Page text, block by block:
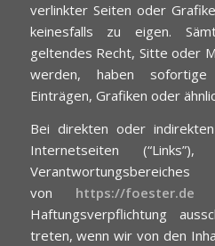
verlinkter Seiten oder
keinesfalls zu eigen.
geltendes Recht, Sitte oder
werden, haben
Einträgen, Grafiken oder
Bei direkten oder
Internetseiten
Verantwortungsbereiches
von https://foester.de
Haftungsverpflichtung
treten, wenn wir von den